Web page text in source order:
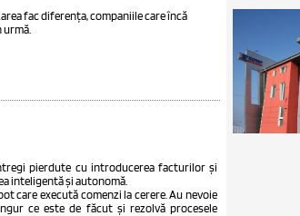
fac diferența, companiile care încă
urmă.
pierdute cu introducerea facturilor și
inteligentă și autonomă.
care execută comenzi la cerere. Au nevoie
ce este de făcut și rezolvă procesele